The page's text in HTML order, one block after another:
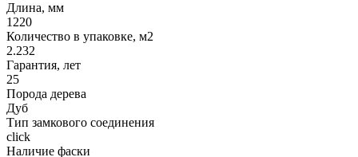
Длина, мм
1220
Количество в упаковке, м2
2.232
Гарантия, лет
25
Порода дерева
Дуб
Тип замкового соединения
click
Наличие фаски